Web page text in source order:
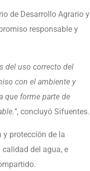
de Desarrollo Agrario y
responsable y
del uso correcto del
con el ambiente y
que forme parte de
, concluyó Sifuentes.
protección de la
del agua, e